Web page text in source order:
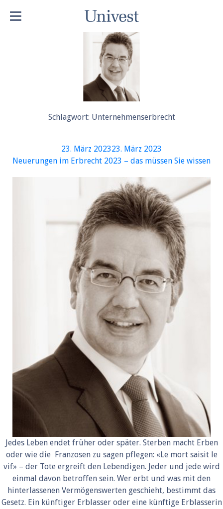
Schlagwort: Unternehmenserbrecht
Veröffentlicht
am
23. März 202323. März 2023
Neuerungen im Erbrecht 2023 – das müssen Sie wissen
Jedes Leben endet früher oder später. Sterben macht Erben
oder wie die Franzosen zu sagen pflegen: «Le mort saisit le
vif» – der Tote ergreift den Lebendigen. Jeder und jede wird
einmal davon betroffen sein. Wer erbt und was mit den
hinterlassenen Vermögenswerten geschieht, bestimmt das
Gesetz. Ein künftiger Erblasser oder eine künftige Erblasserin